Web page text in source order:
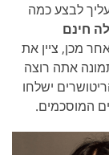
לבצע כמה
חינם
מכן, ציין את
אתה רוצה
ישלחו
המוסכמים.